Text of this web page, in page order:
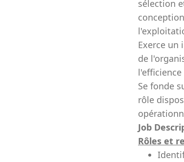
sélection
Exerce un
de
Se fonde
rôle
Job
Rôles et